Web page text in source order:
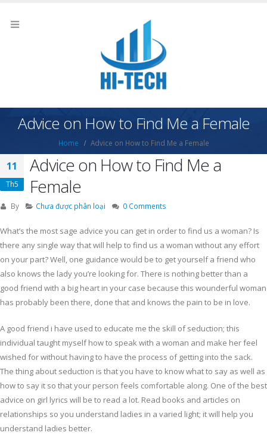
Advice on How to Find Me a Female
Home Advice on How to Find Me a Female
11
Th5
Advice on How to Find Me a
Female
By Chưa được phân loại 0 Comments
What’s the most sage advice you can get in order to find us a woman? Is
there any single way that will help to find us a woman without any effort
on your part? Well, one guidance would be to get yourself a friend who
also knows the lady you’re looking for. There is nothing better than a
good friend with a big heart in your case because this wounderful woman
has probably been there, done that and knows the pain to be in love.
A good friend i have used to educate me the skill of seduction; this
individual taught myself how to speak with a woman and make her feel
wished for without having to have the process of getting into the sack.
The thing about seduction is that you have to know what to say as well as
how to say it so that your person feels comfortable along. One of the best
advice on girl lyrics will be to read a lot. Read books and articles on
relationships so you understand ladies in a varied light; it will help you
understand ladies better.